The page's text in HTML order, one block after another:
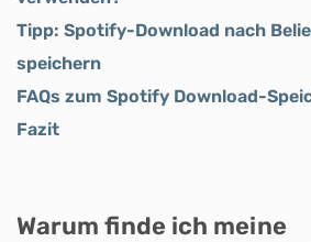
Tipp: Spotify-Download nach
speichern
FAQs zum Spotify Download-
Fazit
Warum finde ich meine